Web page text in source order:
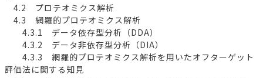
4.2 プロテオミクス解析
4.3 網羅的プロテオミクス解析
4.3.1 データ依存型分析（DDA）
4.3.2 データ非依存型分析（DIA）
4.3.3 網羅的プロテオミクス解析を用いたオフターゲット
評価法に関する知見